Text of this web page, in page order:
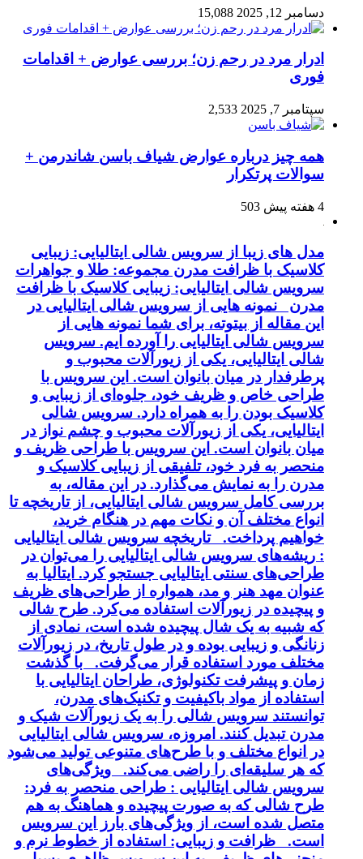
دسامبر 12, 2025 15,088
ادرار مرد در رحم زن؛ بررسی عوارض + اقدامات
فوری
سپتامبر 7, 2025 2,533
همه چیز درباره عوارض شیاف باسن شاندرمن +
سوالات پرتکرار
4 هفته پیش 503
مدل های زیبا از سرویس شالی ایتالیایی: زیبایی
کلاسیک با ظرافت مدرن مجموعه: طلا و جواهرات
سرویس شالی ایتالیایی: زیبایی کلاسیک با ظرافت
مدرن نمونه هایی از سرویس شالی ایتالیایی در
این مقاله از بیتوته، برای شما نمونه هایی از
سرویس شالی ایتالیایی را آورده ایم. سرویس
شالی ایتالیایی، یکی از زیورآلات محبوب و
پرطرفدار در میان بانوان است. این سرویس با
طراحی خاص و ظریف خود، جلوه‌ای از زیبایی و
کلاسیک بودن را به همراه دارد. سرویس شالی
ایتالیایی، یکی از زیورآلات محبوب و چشم نواز در
میان بانوان است. این سرویس با طراحی ظریف و
منحصر به فرد خود، تلفیقی از زیبایی کلاسیک و
مدرن را به نمایش می‌گذارد. در این مقاله، به
بررسی کامل سرویس شالی ایتالیایی، از تاریخچه تا
انواع مختلف آن و نکات مهم در هنگام خرید،
خواهیم پرداخت. تاریخچه سرویس شالی ایتالیایی
: ریشه‌های سرویس شالی ایتالیایی را می‌توان در
طراحی‌های سنتی ایتالیایی جستجو کرد. ایتالیا به
عنوان مهد هنر و مد، همواره از طراحی‌های ظریف
و پیچیده در زیورآلات استفاده می‌کرد. طرح شالی
که شبیه به یک شال پیچیده شده است، نمادی از
زنانگی و زیبایی بوده و در طول تاریخ، در زیورآلات
مختلف مورد استفاده قرار می‌گرفت. با گذشت
زمان و پیشرفت تکنولوژی، طراحان ایتالیایی با
استفاده از مواد باکیفیت و تکنیک‌های مدرن،
توانستند سرویس شالی را به یک زیورآلات شیک و
مدرن تبدیل کنند. امروزه، سرویس شالی ایتالیایی
در انواع مختلف و با طرح‌های متنوعی تولید می‌شود
که هر سلیقه‌ای را راضی می‌کند. ویژگی‌های
سرویس شالی ایتالیایی : طراحی منحصر به فرد:
طرح شالی که به صورت پیچیده و هماهنگ به هم
متصل شده است، از ویژگی‌های بارز این سرویس
است. ظرافت و زیبایی: استفاده از خطوط نرم و